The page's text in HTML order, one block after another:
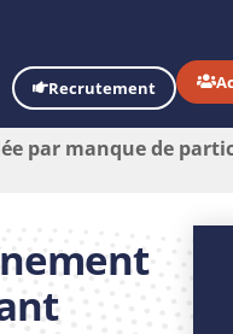
Recrutement
par manque de